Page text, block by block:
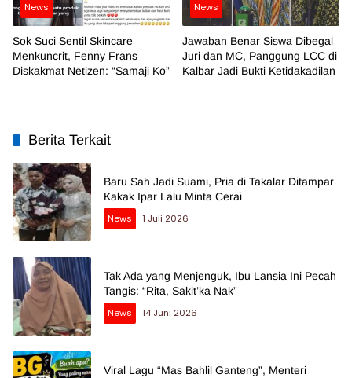
News
Sok Suci Sentil Skincare
Menkuncrit, Fenny Frans
Diskakmat Netizen: “Samaji Ko”
News
Jawaban Benar Siswa Dibegal
Juri dan MC, Panggung LCC di
Kalbar Jadi Bukti Ketidakadilan
Berita Terkait
Baru Sah Jadi Suami, Pria di Takalar Ditampar
Kakak Ipar Lalu Minta Cerai
News
1 Juli 2026
Tak Ada yang Menjenguk, Ibu Lansia Ini Pecah
Tangis: “Rita, Sakit’ka Nak”
News
14 Juni 2026
Viral Lagu “Mas Bahlil Ganteng”, Menteri